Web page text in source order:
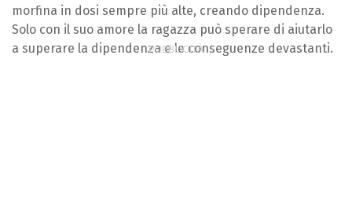
morfina in dosi sempre più alte, creando dipendenza.
Solo con il suo amore la ragazza può sperare di aiutarlo
a superare la dipendenza e le conseguenze devastanti.